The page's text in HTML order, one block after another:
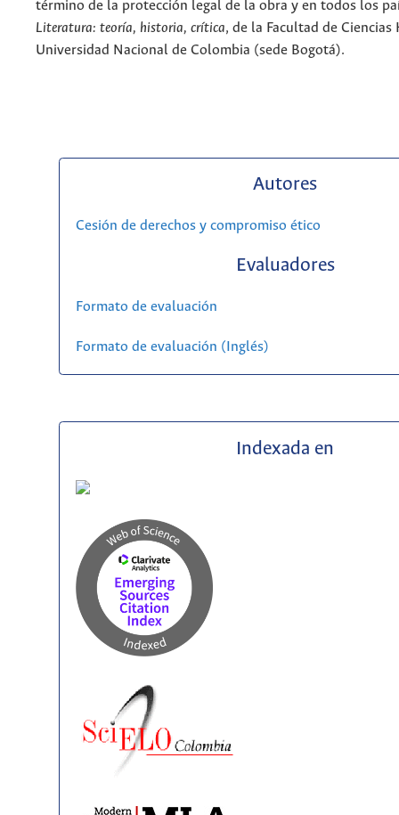
término de la protección legal de la obra y en todos los
Literatura: teoría, historia, crítica, de la Facultad de Ciencias
Universidad Nacional de Colombia (sede Bogotá).
Autores
Cesión de derechos y compromiso ético
Evaluadores
Formato de evaluación
Formato de evaluación (Inglés)
Indexada en